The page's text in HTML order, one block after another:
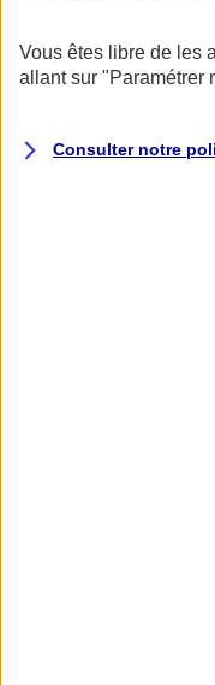
Vous êtes libre de les
allant sur "Paramétrer
Consulter notre